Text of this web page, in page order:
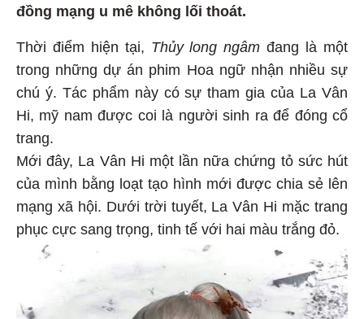
đồng mạng u mê không lối thoát.
Thời điểm hiện tại, Thủy long ngâm đang là một
trong những dự án phim Hoa ngữ nhận nhiều sự
chú ý. Tác phẩm này có sự tham gia của La Vân
Hi, mỹ nam được coi là người sinh ra để đóng cổ
trang.
Mới đây, La Vân Hi một lần nữa chứng tỏ sức hút
của mình bằng loạt tạo hình mới được chia sẻ lên
mạng xã hội. Dưới trời tuyết, La Vân Hi mặc trang
phục cực sang trọng, tinh tế với hai màu trắng đỏ.